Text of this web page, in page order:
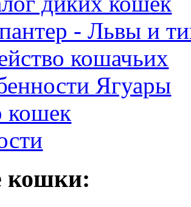
- Львы и
кошачьих
Ягуары
кошки: